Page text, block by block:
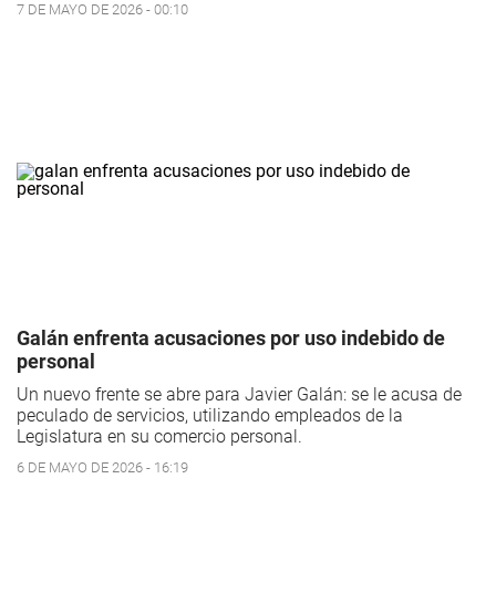
7 DE MAYO DE 2026 - 00:10
Galán enfrenta acusaciones por uso indebido de
personal
Un nuevo frente se abre para Javier Galán: se le acusa de
peculado de servicios, utilizando empleados de la
Legislatura en su comercio personal.
6 DE MAYO DE 2026 - 16:19